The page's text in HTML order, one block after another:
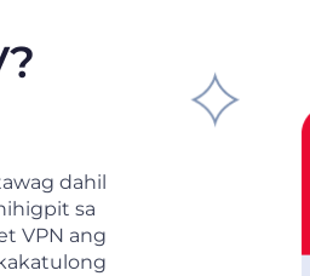
dahil
sa
VPN ang